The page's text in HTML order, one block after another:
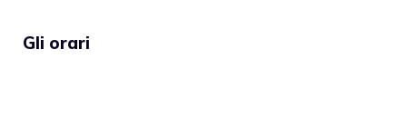
Gli orari